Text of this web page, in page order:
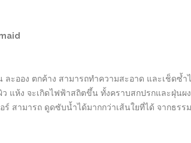
ะออง ตกค้าง สามารถทำความสะอาด และเช็ดซ้ำ
ว แห้ง จะเกิดไฟฟ้าสถิตขึ้น ทั้งคราบสกปรกและฝุ่น
ร์ สามารถ ดูดซับน้ำได้มากกว่าเส้นใยที่ได้ จากธร